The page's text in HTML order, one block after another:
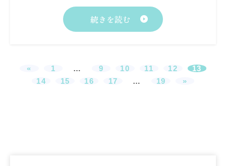
続きを読む
« 1 … 9 10 11 12
13
14
15 16 17 … 19 »